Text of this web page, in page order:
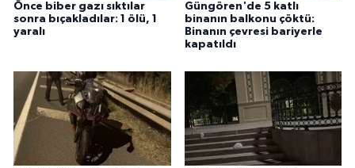
Önce biber gazı sıktılar
sonra bıçakladılar: 1 ölü, 1
yaralı
Güngören'de 5 katlı
binanın balkonu çöktü:
Binanın çevresi bariyerle
kapatıldı